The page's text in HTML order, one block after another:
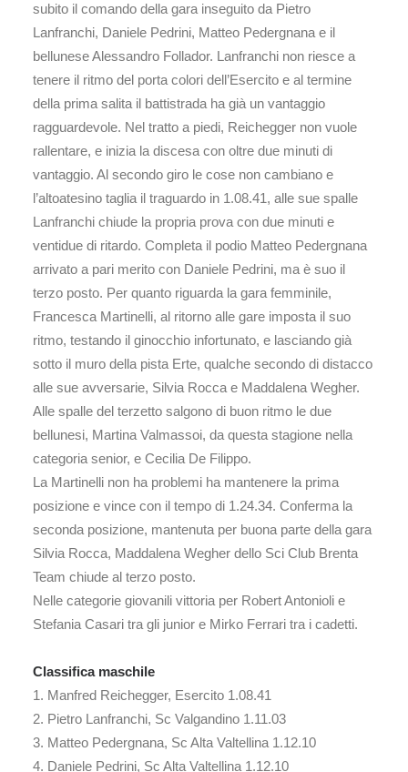
subito il comando della gara inseguito da Pietro
Lanfranchi, Daniele Pedrini, Matteo Pedergnana e il
bellunese Alessandro Follador. Lanfranchi non riesce a
tenere il ritmo del porta colori dell’Esercito e al termine
della prima salita il battistrada ha già un vantaggio
ragguardevole. Nel tratto a piedi, Reichegger non vuole
rallentare, e inizia la discesa con oltre due minuti di
vantaggio. Al secondo giro le cose non cambiano e
l’altoatesino taglia il traguardo in 1.08.41, alle sue spalle
Lanfranchi chiude la propria prova con due minuti e
ventidue di ritardo. Completa il podio Matteo Pedergnana
arrivato a pari merito con Daniele Pedrini, ma è suo il
terzo posto. Per quanto riguarda la gara femminile,
Francesca Martinelli, al ritorno alle gare imposta il suo
ritmo, testando il ginocchio infortunato, e lasciando già
sotto il muro della pista Erte, qualche secondo di distacco
alle sue avversarie, Silvia Rocca e Maddalena Wegher.
Alle spalle del terzetto salgono di buon ritmo le due
bellunesi, Martina Valmassoi, da questa stagione nella
categoria senior, e Cecilia De Filippo.
La Martinelli non ha problemi ha mantenere la prima
posizione e vince con il tempo di 1.24.34. Conferma la
seconda posizione, mantenuta per buona parte della gara
Silvia Rocca, Maddalena Wegher dello Sci Club Brenta
Team chiude al terzo posto.
Nelle categorie giovanili vittoria per Robert Antonioli e
Stefania Casari tra gli junior e Mirko Ferrari tra i cadetti.
Classifica maschile
1. Manfred Reichegger, Esercito 1.08.41
2. Pietro Lanfranchi, Sc Valgandino 1.11.03
3. Matteo Pedergnana, Sc Alta Valtellina 1.12.10
4. Daniele Pedrini, Sc Alta Valtellina 1.12.10